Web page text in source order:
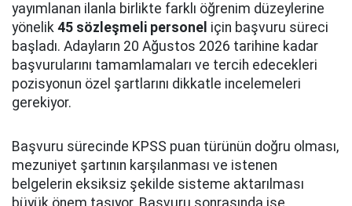
yayımlanan ilanla birlikte farklı öğrenim düzeylerine
yönelik 45 sözleşmeli personel için başvuru süreci
başladı. Adayların 20 Ağustos 2026 tarihine kadar
başvurularını tamamlamaları ve tercih edecekleri
pozisyonun özel şartlarını dikkatle incelemeleri
gerekiyor.
Başvuru sürecinde KPSS puan türünün doğru olması,
mezuniyet şartının karşılanması ve istenen
belgelerin eksiksiz şekilde sisteme aktarılması
büyük önem taşıyor. Başvuru sonrasında ise